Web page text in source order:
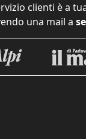
clienti è a
una mail a